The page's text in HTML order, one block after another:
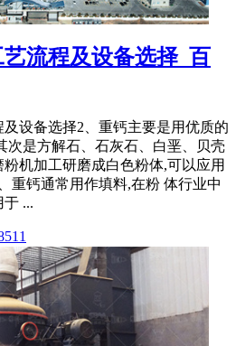
流程及设备选择_百
设备选择2、重钙主要是用优质的
次是方解石、石灰石、白垩、贝壳
机加工研磨成白色粉体,可以应用
重钙通常用作填料,在粉 体行业中
...